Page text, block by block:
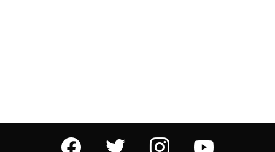
facebook twitter instagram